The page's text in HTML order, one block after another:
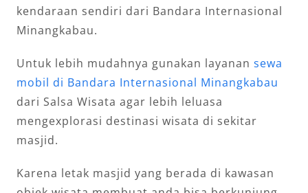
kendaraan sendiri dari Bandara Internasional
Minangkabau.
Untuk lebih mudahnya gunakan layanan sewa
mobil di Bandara Internasional Minangkabau
dari Salsa Wisata agar lebih leluasa
mengexplorasi destinasi wisata di sekitar
masjid.
Karena letak masjid yang berada di kawasan